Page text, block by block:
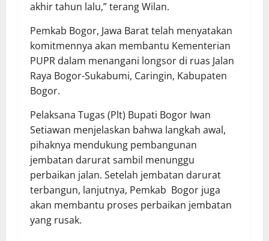
akhir tahun lalu,” terang Wilan.
Pemkab Bogor, Jawa Barat telah menyatakan
komitmennya akan membantu Kementerian
PUPR dalam menangani longsor di ruas Jalan
Raya Bogor-Sukabumi, Caringin, Kabupaten
Bogor.
Pelaksana Tugas (Plt) Bupati Bogor Iwan
Setiawan menjelaskan bahwa langkah awal,
pihaknya mendukung pembangunan
jembatan darurat sambil menunggu
perbaikan jalan. Setelah jembatan darurat
terbangun, lanjutnya, Pemkab Bogor juga
akan membantu proses perbaikan jembatan
yang rusak.